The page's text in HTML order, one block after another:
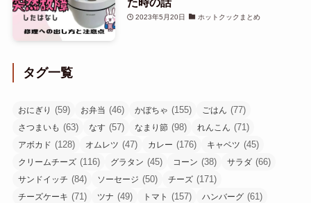
2023年5月20日 ホットクックまとめ
タグ一覧
おにぎり (59) お弁当 (46) かぼちゃ (155) ごはん (77)
さつまいも (63) なす (57) なまり節 (98) れんこん (71)
アボカド (128) オムレツ (47) カレー (176) キャベツ (45)
クリームチーズ (116) グラタン (45) コーン (38) サラダ (66)
サンドイッチ (84) ソーセージ (50) チーズ (171)
チーズケーキ (71) ツナ (49) トマト (157) ハンバーグ (61)